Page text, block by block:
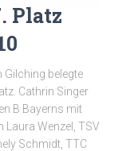
Platz
Gilching belegte
Cathrin Singer
B Bayerns mit
Laura Wenzel, TSV
Schmidt, TTC